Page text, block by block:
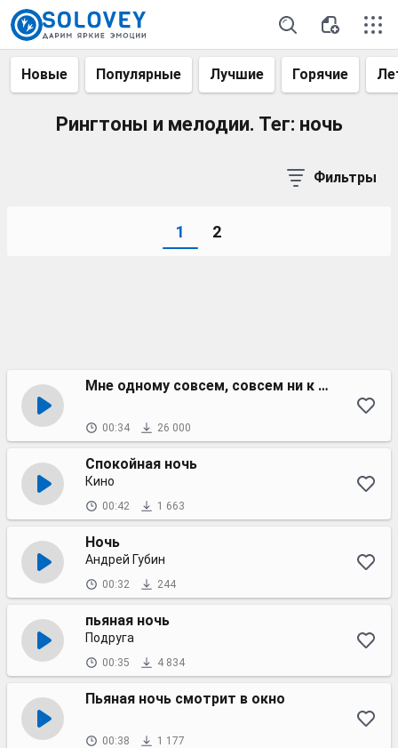
Новые Популярные Лучшие Горячие
Рингтоны и мелодии. Тег: ночь
Фильтры
1 2
Мне одному совсем, совсем ни к чему
00:34 26 000
Спокойная ночь
Кино
00:42 1 663
Ночь
Андрей Губин
00:32 244
пьяная ночь
Подруга
00:35 4 834
Пьяная ночь смотрит в окно
00:38 1 177